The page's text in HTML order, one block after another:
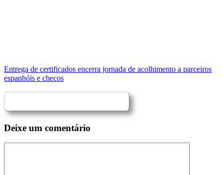
Entrega de certificados encerra jornada de acolhimento a parceiros
espanhóis e checos
Deixe um comentário